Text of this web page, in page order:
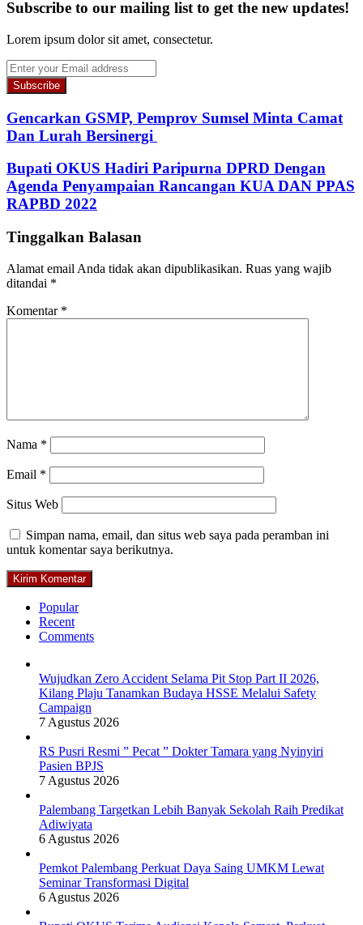
Subscribe to our mailing list to get the new updates!
Lorem ipsum dolor sit amet, consectetur.
Enter
your
Email
address
Gencarkan GSMP, Pemprov Sumsel Minta Camat
Dan Lurah Bersinergi
Bupati OKUS Hadiri Paripurna DPRD Dengan
Agenda Penyampaian Rancangan KUA DAN PPAS
RAPBD 2022
Tinggalkan Balasan
Alamat email Anda tidak akan dipublikasikan. Ruas yang wajib
ditandai *
Komentar *
Nama *
Email *
Situs Web
Simpan nama, email, dan situs web saya pada peramban ini
untuk komentar saya berikutnya.
Popular
Recent
Comments
Wujudkan Zero Accident Selama Pit Stop Part II 2026,
Kilang Plaju Tanamkan Budaya HSSE Melalui Safety
Campaign
7 Agustus 2026
RS Pusri Resmi ” Pecat ” Dokter Tamara yang Nyinyiri
Pasien BPJS
7 Agustus 2026
Palembang Targetkan Lebih Banyak Sekolah Raih Predikat
Adiwiyata
6 Agustus 2026
Pemkot Palembang Perkuat Daya Saing UMKM Lewat
Seminar Transformasi Digital
6 Agustus 2026